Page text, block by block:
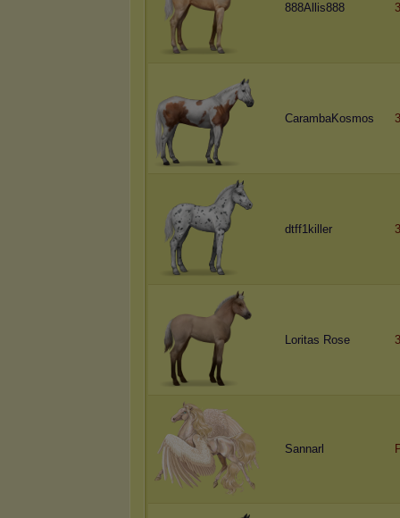
888Allis888
CarambaKosmos
dtff1killer
Loritas Rose
Sannarl